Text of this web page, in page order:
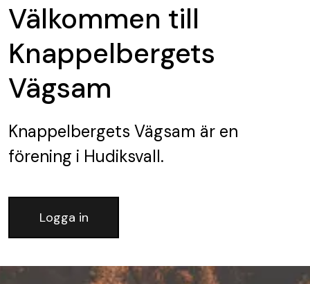
Välkommen till
Knappelbergets
Vägsam
Knappelbergets Vägsam är en
förening i Hudiksvall.
Logga in